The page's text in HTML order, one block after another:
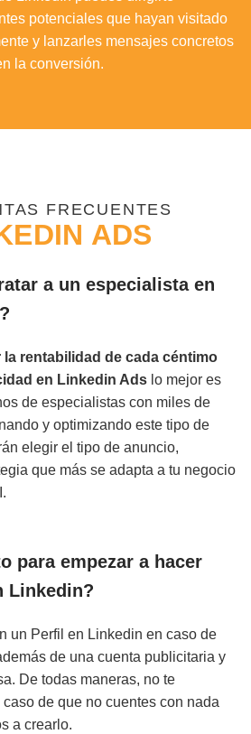
potenciales que hayan visitado
y lanzarles mensajes concretos
la conversión.
FRECUENTES
ADS
a un especialista en
la rentabilidad de cada céntimo
en Linkedin Ads lo mejor es
de especialistas con miles de
y optimizando este tipo de
elegir el tipo de anuncio,
que más se adapta a tu negocio
para empezar a hacer
Linkedin?
un Perfil en Linkedin en caso de
de una cuenta publicitaria y
De todas maneras, no te
de que no cuentes con nada
a crearlo.